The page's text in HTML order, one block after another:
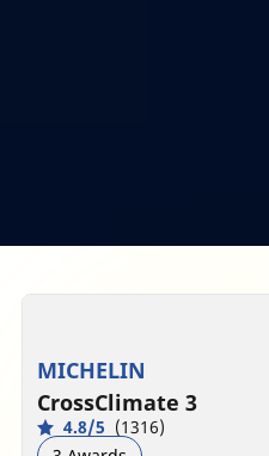
MICHELIN
CrossClimate 3
4.8/5 (1316)